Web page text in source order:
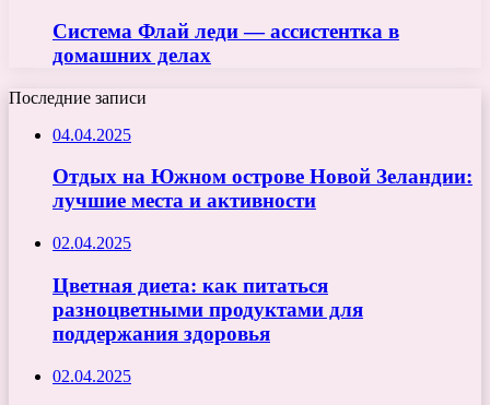
Система Флай леди — ассистентка в
домашних делах
Последние записи
04.04.2025
Отдых на Южном острове Новой Зеландии:
лучшие места и активности
02.04.2025
Цветная диета: как питаться
разноцветными продуктами для
поддержания здоровья
02.04.2025